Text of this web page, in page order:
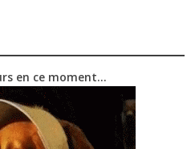
en ce moment…